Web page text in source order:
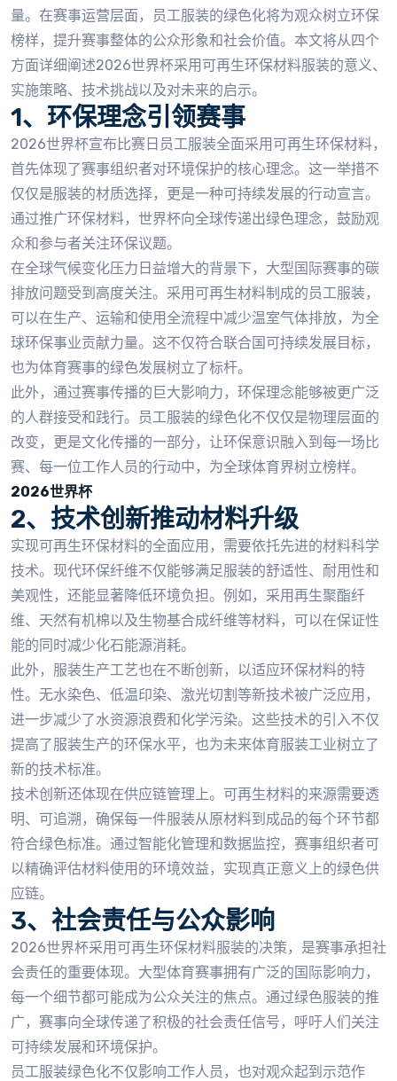
量。在赛事运营层面，员工服装的绿色化将为观众树立环保
榜样，提升赛事整体的公众形象和社会价值。本文将从四个
方面详细阐述2026世界杯采用可再生环保材料服装的意义、
实施策略、技术挑战以及对未来的启示。
1、环保理念引领赛事
2026世界杯宣布比赛日员工服装全面采用可再生环保材料，
首先体现了赛事组织者对环境保护的核心理念。这一举措不
仅仅是服装的材质选择，更是一种可持续发展的行动宣言。
通过推广环保材料，世界杯向全球传递出绿色理念，鼓励观
众和参与者关注环保议题。
在全球气候变化压力日益增大的背景下，大型国际赛事的碳
排放问题受到高度关注。采用可再生材料制成的员工服装，
可以在生产、运输和使用全流程中减少温室气体排放，为全
球环保事业贡献力量。这不仅符合联合国可持续发展目标，
也为体育赛事的绿色发展树立了标杆。
此外，通过赛事传播的巨大影响力，环保理念能够被更广泛
的人群接受和践行。员工服装的绿色化不仅仅是物理层面的
改变，更是文化传播的一部分，让环保意识融入到每一场比
赛、每一位工作人员的行动中，为全球体育界树立榜样。
2026世界杯
2、技术创新推动材料升级
实现可再生环保材料的全面应用，需要依托先进的材料科学
技术。现代环保纤维不仅能够满足服装的舒适性、耐用性和
美观性，还能显著降低环境负担。例如，采用再生聚酯纤
维、天然有机棉以及生物基合成纤维等材料，可以在保证性
能的同时减少化石能源消耗。
此外，服装生产工艺也在不断创新，以适应环保材料的特
性。无水染色、低温印染、激光切割等新技术被广泛应用，
进一步减少了水资源浪费和化学污染。这些技术的引入不仅
提高了服装生产的环保水平，也为未来体育服装工业树立了
新的技术标准。
技术创新还体现在供应链管理上。可再生材料的来源需要透
明、可追溯，确保每一件服装从原材料到成品的每个环节都
符合绿色标准。通过智能化管理和数据监控，赛事组织者可
以精确评估材料使用的环境效益，实现真正意义上的绿色供
应链。
3、社会责任与公众影响
2026世界杯采用可再生环保材料服装的决策，是赛事承担社
会责任的重要体现。大型体育赛事拥有广泛的国际影响力，
每一个细节都可能成为公众关注的焦点。通过绿色服装的推
广，赛事向全球传递了积极的社会责任信号，呼吁人们关注
可持续发展和环境保护。
员工服装绿色化不仅影响工作人员，也对观众起到示范作